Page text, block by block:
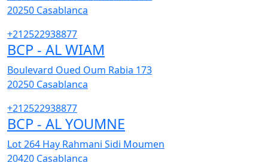
20250 Casablanca
+212522938877
BCP - AL WIAM
Boulevard Oued Oum Rabia 173
20250 Casablanca
+212522938877
BCP - AL YOUMNE
Lot 264 Hay Rahmani Sidi Moumen
20420 Casablanca